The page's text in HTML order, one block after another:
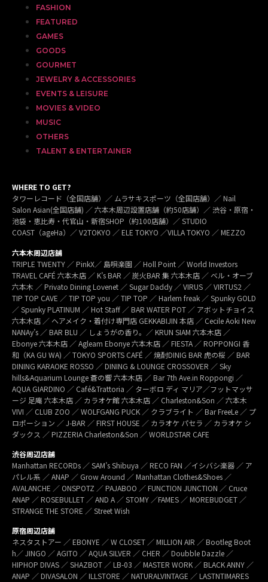
FASHION
FEATURED
GAMES
GOODS
GOURMET
JEWELRY & ACCESSORIES
EVENTS & LEISURE
MOVIES & VIDEO
MUSIC
OTHERS
TALENT & ENTERTAINER
WHERE TO GET?
タワーレコード（全国店舗）／ ムラサキスポーツ（全国店舗）／ Nail
Salon Asian(全国店舗) ／ 六本木周辺設置店舗（約50店舗）／ 渋谷・原宿・
池袋・恵比寿・代官山・新宿SHOP（約100店舗）／ STUDIO
COAST（ageHa）／ V2TOKYO ／ ELE TOKYO ／VILLA TOKYO ／ MEZZO
六本木周辺店舗
TRIPLE TWENTY ／ PinkX／ 島唄楽園 ／ Holl Point ／ World Investors
TRAVEL CAFÉ 六本木店 ／ K’s BAR ／ 炭火BAR 集 六本木店 ／ ベル・オーブ
六本木 ／ Privato Dining Lovenet ／ Sugar Daddy ／ VIRUS ／ VIRTUS2 ／
TIP TOP CAVE ／ TIP TOP you ／ TIP TOP ／ Harlem freak ／ Spunky GOLD
／ Spunky PLATINUM ／ Hot Staff ／ BAR WATER POT ／ アボットチョイス
六本木店 ／ ヘアメイク・着付け専門店 GEKKABIJIN 本店 ／ Cecile Aoki New
NANAy’s ／ BAR BLU ／ しょうがの香り。／ KRUN SIAM 六本木店 ／
Ebonye 六本木店 ／ Agleam Ebonye 六本木店 ／ FIESTA ／ ROPPONGI 香
和（KA GU WA) ／ TOKYO SPORTS CAFÉ ／ 焼酎DINIG BAR 虎の桜 ／ BAR
DINING KARAOKE ROSSO ／ DINING & LOUNGE CROSSOVER ／ Sky
hills&Aquarium Lounge 蒼の響 六本木店 ／ Bar 7th Ave.in Roppongi ／
AQUA GIARDINO ／ Café&Trattoria ／ ターボロ ディ マリア／フットマッサ
ージ 足庵 六本木店 ／ カラオケ館 六本木店 ／ Charleston&Son ／ 六本木
VIVI ／ CLUB ZOO ／ WOLFGANG PUCK ／ クラブライト ／ Bar FreeLe ／ プ
ロポーション ／ J-BAR ／ FIRST HOUSE ／ カラオケ パセラ ／ カラオケ シ
ダックス ／ PIZZERIA Charleston&Son ／ WORLDSTAR CAFE
渋谷周辺店舗
Manhattan RECORDs ／ SAM’s Shibuya ／ RECO FAN ／イシバシ楽器 ／ ア
パレル系 ／ ANAP ／ Grow Around ／ Manhattan Clothes&Shoes ／
AVALANCHE ／ ONSPOTZ ／ PAJABOO ／ FUNCTION JUNCTION ／ Cruce
ANAP ／ ROSEBULLET ／ AND A ／ STOMY ／FAMES ／ MOREBUDGET ／
STRANGE THE STORE ／ Street Wish
原宿周辺店舗
ネスタストアー ／ EBONYE ／ W CLOSET ／ MILLION AIR ／ Bootleg Boot
h／ JINGO ／ AGITO ／ AQUA SILVER ／ CHER ／ Doubble Dazzle ／
HIPHOP DIVAS ／ SHAZBOT ／ LB-03 ／ MASTER WORK ／ BLACK ANNY ／
ANAP ／ DIVASALON ／ ILLSTORE ／ NATURALVINTAGE ／ LASTNTIMARES